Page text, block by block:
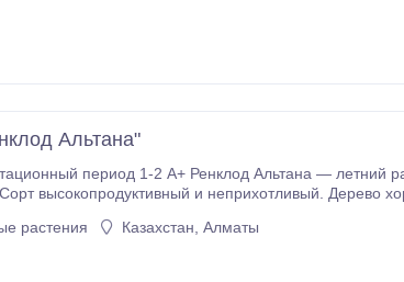
Альтана"
высокопродуктивный и неприхотливый. Дерево
растения Казахстан, Алматы